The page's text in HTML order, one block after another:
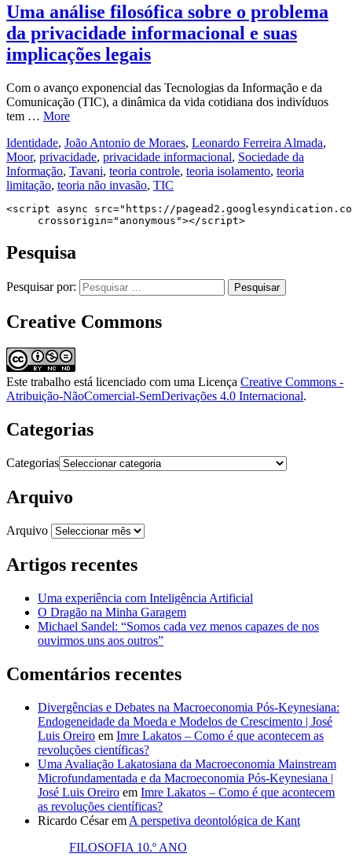
Uma análise filosófica sobre o problema
da privacidade informacional e suas
implicações legais
Com o avanço exponencial das Tecnologias da Informação e da
Comunicação (TIC), a dinâmica da vida cotidiana dos indivíduos
tem … More
Identidade, João Antonio de Moraes, Leonardo Ferreira Almada,
Moor, privacidade, privacidade informacional, Sociedade da
Informação, Tavani, teoria controle, teoria isolamento, teoria
limitação, teoria não invasão, TIC
<script async src="https://
     crossorigin="anonymous"></script>
Pesquisa
Pesquisar por:
Creative Commons
Este trabalho está licenciado com uma Licença Creative Commons -
Atribuição-NãoComercial-SemDerivações 4.0 Internacional.
Categorias
Categorias
Arquivo
Arquivo
Artigos recentes
Uma experiência com Inteligência Artificial
O Dragão na Minha Garagem
Michael Sandel: “Somos cada vez menos capazes de nos
ouvirmos uns aos outros”
Comentários recentes
Divergências e Debates na Macroeconomia Pós-Keynesiana:
Endogeneidade da Moeda e Modelos de Crescimento | José
Luis Oreiro em Imre Lakatos – Como é que acontecem as
revoluções científicas?
Uma Avaliação Lakatosiana da Macroeconomia Mainstream
Microfundamentada e da Macroeconomia Pós-Keynesiana |
José Luis Oreiro em Imre Lakatos – Como é que acontecem
as revoluções científicas?
Ricardo Césarem A perspetiva deontológica de Kant
FILOSOFIA 10.º ANO